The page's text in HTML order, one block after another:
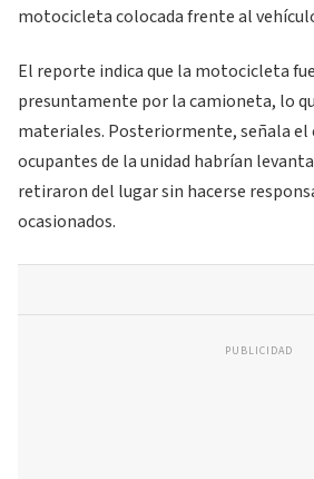
motocicleta colocada frente al
El reporte indica que la motocicleta
presuntamente por la camioneta, lo
materiales. Posteriormente, señala el
ocupantes de la unidad habrían
retiraron del lugar sin hacerse
ocasionados.
PUBLICIDAD